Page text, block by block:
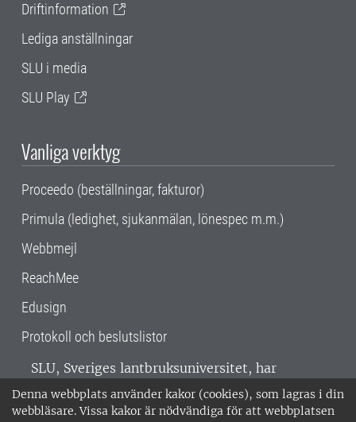
Denna webbplats använder kakor (cookies), som lagras i din
webbläsare. Vissa kakor är nödvändiga för att webbplatsen
Driftinformation
Lediga anställningar
SLU i media
SLU Play
Vanliga verktyg
Proceedo (beställningar, fakturor)
Primula (ledighet, sjukanmälan, lönespec m.m.)
Webbmejl
ReachMee
Edusign
Protokoll och beslutslistor
SLU, Sveriges lantbruksuniversitet, har
verksamhet över hela Sverige. Huvudorter är
Alnarp, Uppsala och Umeå.SLU är